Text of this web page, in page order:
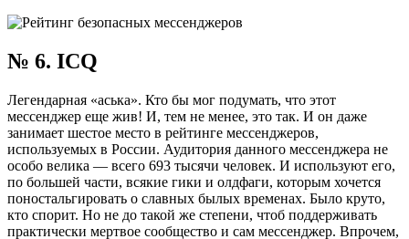
№ 6. ICQ
Легендарная «аська». Кто бы мог подумать, что этот
мессенджер еще жив! И, тем не менее, это так. И он даже
занимает шестое место в рейтинге мессенджеров,
используемых в России. Аудитория данного мессенджера не
особо велика — всего 693 тысячи человек. И используют его,
по большей части, всякие гики и олдфаги, которым хочется
поностальгировать о славных былых временах. Было круто,
кто спорит. Но не до такой же степени, чтоб поддерживать
практически мертвое сообщество и сам мессенджер. Впрочем,